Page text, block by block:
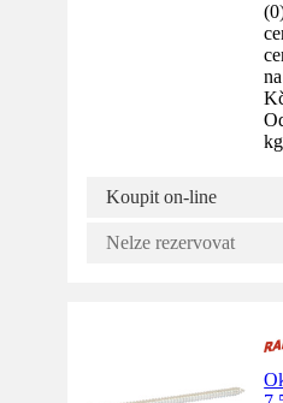
(0
kg
Koupit on-line
Nelze rezervovat